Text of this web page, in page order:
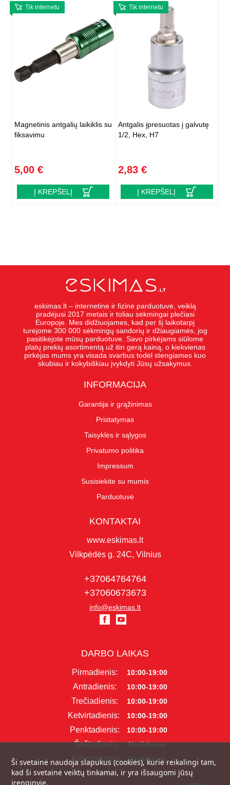
Tik internetu
Magnetinis antgalių laikiklis su
fiksavimu
5,00 €
Į KREPŠELĮ
Tik internetu
Antgalis įpresuotas į galvutę
1/2, Hex, H7
2,83 €
Į KREPŠELĮ
eskimas.lt – internetinė ir fizinė parduotuvė, veiklą
pradėjusi 2017 metais ir toliau sėkmingai plečiasi
Europoje. Mes didžiuojames, kad per šį laikotarpį
turėjome 300 000 sėkmingų sandorių ir džiaugiamės, jog
pasitikėjote mūsų parduotuve. Savo pirkėjams siūlome
platų prekių asortimentą už itin gerą kainą, o kiekvienas
pirkėjas mums yra visada svarbus todėl stengiames kuo
skubiau ir kokybiškiau įvykdyti Jūsų užsakymus.
INFORMACIJA
Garantija ir grąžinimas
Pristatymas
Taisyklės ir sąlygos
Privatumo politika
Impressum
Susisiekite su mumis
Parduotuvė
KONTAKTAI
www.eskimas.lt
Vilkpėdės g. 24C, Vilnius
+37064764764
+37060673673
info@eskimas.lt
DARBO LAIKAS
Pirmadienis: 10:00-19:00
Antradienis: 10:00-19:00
Trečiadienis: 10:00-19:00
Ketvirtadienis: 10:00-19:00
Penktadienis: 10:00-19:00
Šeštadienis: Nedirbame
Sekmadienis: Nedirbame
Ši svetainė naudoja slapukus (cookies), kurie reikalingi tam,
kad ši svetainė veiktų tinkamai, ir yra išsaugomi jūsų
įrenginyje.